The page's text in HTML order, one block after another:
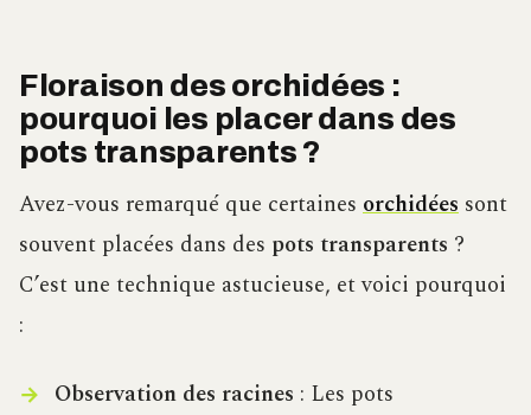
Floraison des orchidées :
pourquoi les placer dans des
pots transparents ?
Avez-vous remarqué que certaines orchidées sont
souvent placées dans des pots transparents ?
C’est une technique astucieuse, et voici pourquoi
:
Observation des racines : Les pots